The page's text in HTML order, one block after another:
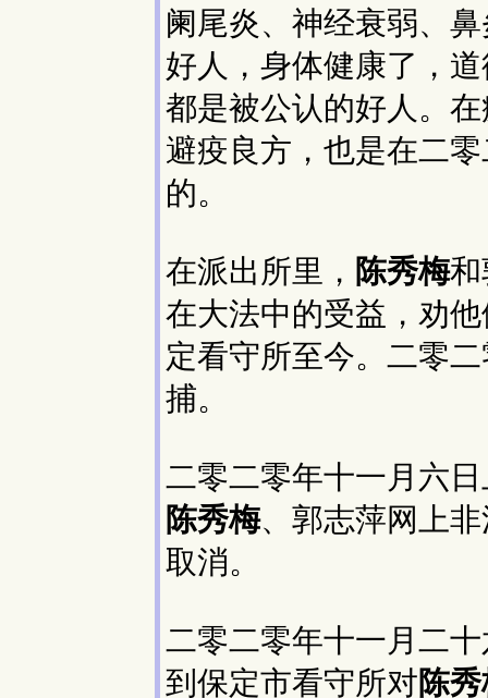
阑尾炎、神经衰弱、
好人，身体健康了，
都是被公认的好人。
避疫良方，也是在二
的。
在派出所里， 陈秀梅
在大法中的受益，劝
定看守所至今。二零
捕。
二零二零年十一月六
陈秀梅、郭志萍网上
取消。
二零二零年十一月二
到保定市看守所对陈